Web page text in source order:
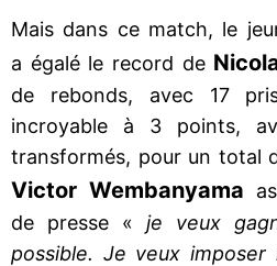
Mais dans ce match, le
a égalé le record de
de rebonds, avec 17
incroyable à 3 points,
transformés, pour un total
Victor Wembanyama
de presse « je veux
possible. Je veux